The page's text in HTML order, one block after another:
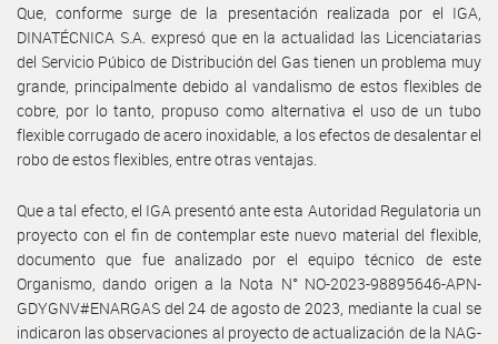
Que, conforme surge de la presentación realizada por el IGA,
DINATÉCNICA S.A. expresó que en la actualidad las Licenciatarias
del Servicio Púbico de Distribución del Gas tienen un problema muy
grande, principalmente debido al vandalismo de estos flexibles de
cobre, por lo tanto, propuso como alternativa el uso de un tubo
flexible corrugado de acero inoxidable, a los efectos de desalentar el
robo de estos flexibles, entre otras ventajas.
Que a tal efecto, el IGA presentó ante esta Autoridad Regulatoria un
proyecto con el fin de contemplar este nuevo material del flexible,
documento que fue analizado por el equipo técnico de este
Organismo, dando origen a la Nota N° NO-2023-98895646-APN-
GDYGNV#ENARGAS del 24 de agosto de 2023, mediante la cual se
indicaron las observaciones al proyecto de actualización de la NAG-